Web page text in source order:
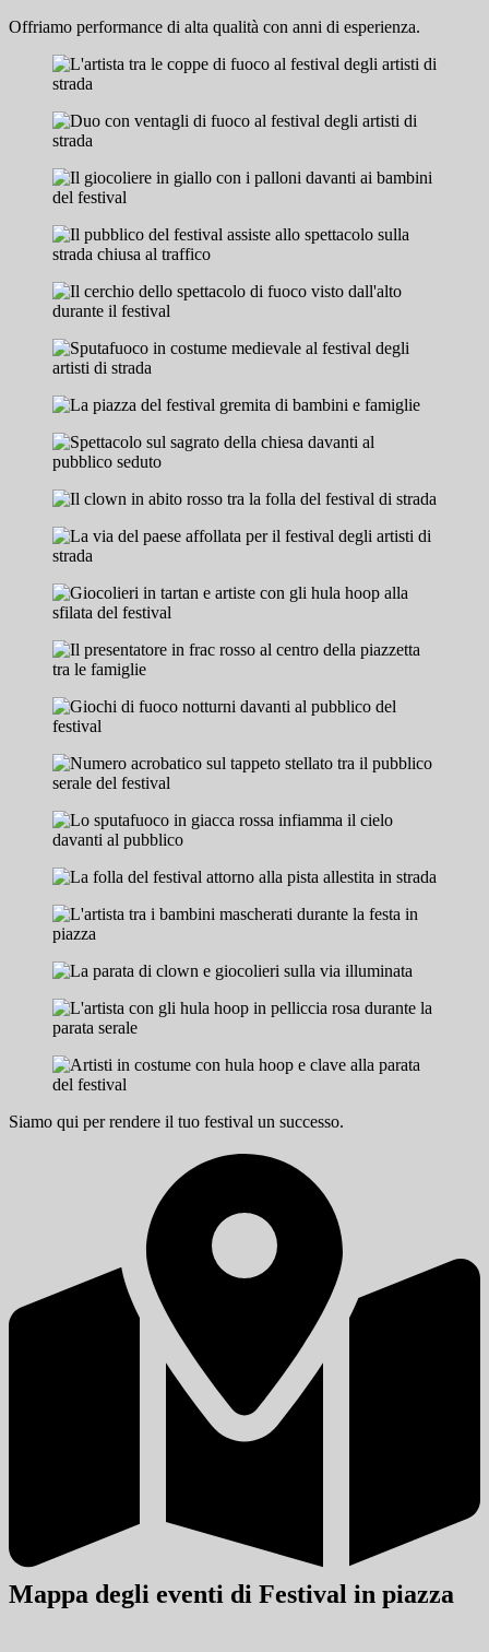
Offriamo performance di alta qualità con anni di esperienza.
Siamo qui per rendere il tuo festival un successo.
Mappa degli eventi di Festival in piazza